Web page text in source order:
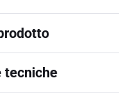
tecniche